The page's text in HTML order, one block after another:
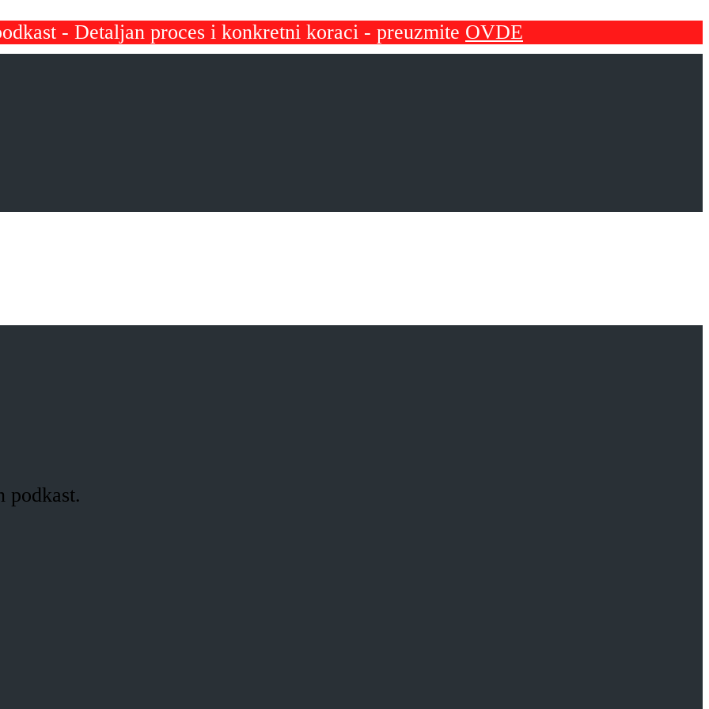
- Detaljan proces i konkretni koraci - preuzmite OVDE
podkast.